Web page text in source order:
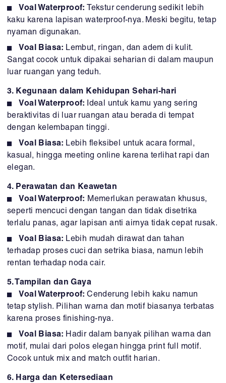
Voal Waterproof: Tekstur cenderung sedikit lebih
kaku karena lapisan waterproof-nya. Meski begitu, tetap
nyaman digunakan.
Voal Biasa: Lembut, ringan, dan adem di kulit.
Sangat cocok untuk dipakai seharian di dalam maupun
luar ruangan yang teduh.
3. Kegunaan dalam Kehidupan Sehari-hari
Voal Waterproof: Ideal untuk kamu yang sering
beraktivitas di luar ruangan atau berada di tempat
dengan kelembapan tinggi.
Voal Biasa: Lebih fleksibel untuk acara formal,
kasual, hingga meeting online karena terlihat rapi dan
elegan.
4. Perawatan dan Keawetan
Voal Waterproof: Memerlukan perawatan khusus,
seperti mencuci dengan tangan dan tidak disetrika
terlalu panas, agar lapisan anti airnya tidak cepat rusak.
Voal Biasa: Lebih mudah dirawat dan tahan
terhadap proses cuci dan setrika biasa, namun lebih
rentan terhadap noda cair.
5. Tampilan dan Gaya
Voal Waterproof:Cenderung lebih kaku namun
tetap stylish. Pilihan warna dan motif biasanya terbatas
karena proses finishing-nya.
Voal Biasa: Hadir dalam banyak pilihan warna dan
motif, mulai dari polos elegan hingga print full motif.
Cocok untuk mix and match outfit harian.
6. Harga dan Ketersediaan